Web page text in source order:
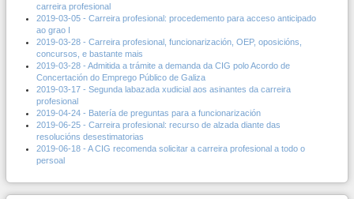
carreira profesional
2019-03-05 - Carreira profesional: procedemento para acceso anticipado
ao grao I
2019-03-28 - Carreira profesional, funcionarización, OEP, oposicións,
concursos, e bastante mais
2019-03-28 - Admitida a trámite a demanda da CIG polo Acordo de
Concertación do Emprego Público de Galiza
2019-03-17 - Segunda labazada xudicial aos asinantes da carreira
profesional
2019-04-24 - Batería de preguntas para a funcionarización
2019-06-25 - Carreira profesional: recurso de alzada diante das
resolucións desestimatorias
2019-06-18 - A CIG recomenda solicitar a carreira profesional a todo o
persoal